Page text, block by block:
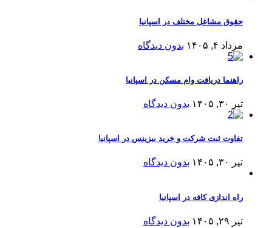
حقوق مشاغل مختلف در اسپانیا
مرداد ۴, ۱۴۰۵ بدون دیدگاه
راهنما دریافت وام مسکن در اسپانیا
تیر ۳۰, ۱۴۰۵ بدون دیدگاه
تفاوت ثبت شرکت و خرید بیزینس در اسپانیا
تیر ۳۰, ۱۴۰۵ بدون دیدگاه
راه اندازی کافه در اسپانیا
تیر ۲۹, ۱۴۰۵ بدون دیدگاه